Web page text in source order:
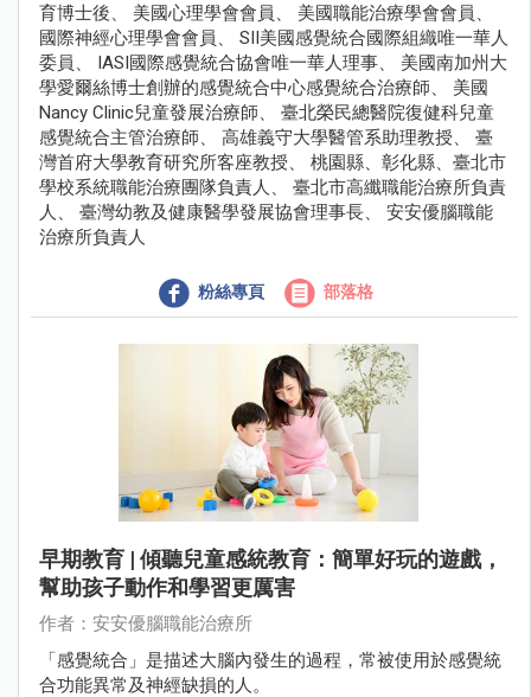
育博士後、 美國心理學會會員、 美國職能治療學會會員、
國際神經心理學會會員、 SII美國感覺統合國際組織唯一華人
委員、 IASI國際感覺統合協會唯一華人理事、 美國南加州大
學愛爾絲博士創辦的感覺統合中心感覺統合治療師、 美國
Nancy Clinic兒童發展治療師、 臺北榮民總醫院復健科兒童
感覺統合主管治療師、 高雄義守大學醫管系助理教授、 臺
灣首府大學教育研究所客座教授、 桃園縣、彰化縣、臺北市
學校系統職能治療團隊負責人、 臺北市高纖職能治療所負責
人、 臺灣幼教及健康醫學發展協會理事長、 安安優腦職能
治療所負責人
粉絲專頁 部落格
早期教育 | 傾聽兒童感統教育：簡單好玩的遊戲，
幫助孩子動作和學習更厲害
作者：安安優腦職能治療所
「感覺統合」是描述大腦內發生的過程，常被使用於感覺統
合功能異常及神經缺損的人。